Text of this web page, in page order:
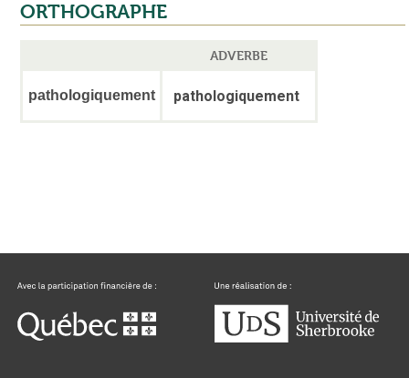
ORTHOGRAPHE
ADVERBE
pathologiquement pathologiquement